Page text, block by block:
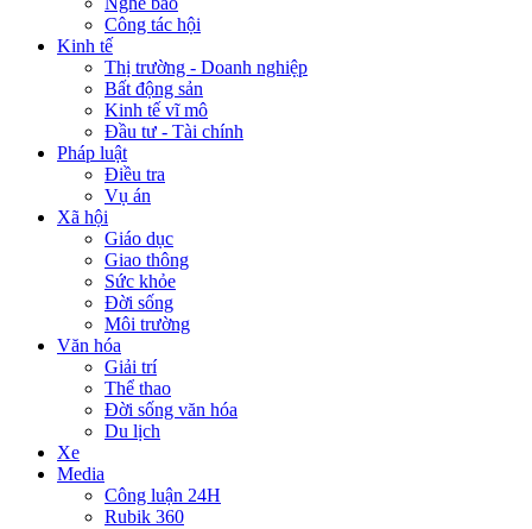
Công tác hội
Kinh tế
Thị trường - Doanh nghiệp
Bất động sản
Kinh tế vĩ mô
Đầu tư - Tài chính
Pháp luật
Điều tra
Vụ án
Xã hội
Giáo dục
Giao thông
Sức khỏe
Đời sống
Môi trường
Văn hóa
Giải trí
Thể thao
Đời sống văn hóa
Du lịch
Xe
Media
Công luận 24H
Rubik 360